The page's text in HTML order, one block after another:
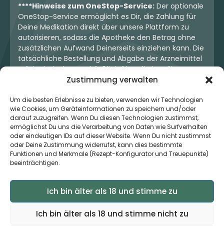
Zustimmung verwalten
Um die besten Erlebnisse zu bieten, verwenden wir Technologien
wie Cookies, um Geräteinformationen zu speichern und/oder
darauf zuzugreifen. Wenn Du diesen Technologien zustimmst,
ermöglichst Du uns die Verarbeitung von Daten wie Surfverhalten
oder eindeutigen IDs auf dieser Website. Wenn Du nicht zustimmst
oder Deine Zustimmung widerrufst, kann dies bestimmte
Funktionen und Merkmale (Rezept-Konfigurator und Treuepunkte)
beeinträchtigen.
Ich bin älter als 18 und stimme zu
Ich bin älter als 18 und stimme nicht zu
****Hinweise zum OneStop-Service: Der optionale
OneStop-Service ermöglicht es Dir, die Zahlung für
Deine Medikation direkt über unsere Plattform zu
autorisieren, sodass die Apotheke den Betrag ohne
zusätzlichen Aufwand Deinerseits einziehen kann. Die
tatsächliche Bestellung und Abgabe der Arzneimittel
erfolgt jedoch ausschließlich über die jeweilige
Apotheke. Der Kaufvertrag entsteht stets zwischen
kein pharmazeutisches Angebot dar, sondern dient
lediglich der komfortablen Zahlungsabwicklung. Die
Nutzung ist freiwillig und hat keinerlei Einfluss auf die
ärztliche Therapieentscheidung oder die Wahl der
verschriebenen Medikation. Apotheken sind rechtlich
unabhängig und unterliegen den gesetzlichen
Vorgaben zur Arzneimittelabgabe.
vorbehalten.